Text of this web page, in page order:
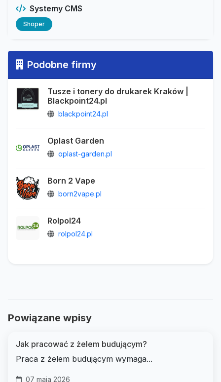
Systemy CMS
Shoper
Podobne firmy
Tusze i tonery do drukarek Kraków |
Blackpoint24.pl
blackpoint24.pl
Oplast Garden
oplast-garden.pl
Born 2 Vape
born2vape.pl
Rolpol24
rolpol24.pl
Powiązane wpisy
Jak pracować z żelem budującym?
Praca z żelem budującym wymaga...
07 maja 2026